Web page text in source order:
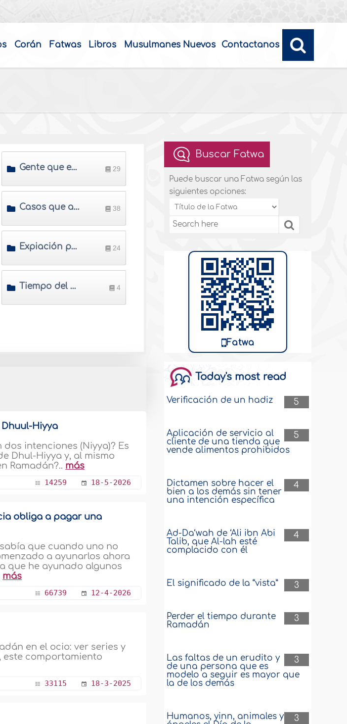
Corán Fatwas Libros Musulmanes Nuevos Contactanos
Gente que esta eximida del ayuno 29
Casos que anula el ayuno 38
Expiación para el ayuno 24
Tiempo del ayuno 4
Hiyya
intenciones (Niyya)? Es
Dhul-Hiyya y, al mismo
Ramadán?.. más
14259 18-5-2026
obliga a pagar una
que cuando uno no
a ayunarlos ahora
que he ayunado algunos
más
66739 12-4-2026
en el ocio: ver series y
este comportamiento
33115 18-3-2025
Buscar Fatwa
Puede buscar una Fatwa según las
siguientes opciones:
Fatwa
Today's most read
5
Verificación de un hadiz
5
Aplicación de servicio al
cliente de una tienda que
vende alimentos prohibidos
4
Dictamen sobre hacer el
bien a los demás sin tener
una intención específica
4
Ad-Da‘wah de ‘Ali ibn Abi
Talib, que Al-lah esté
complacido con él
3
El significado de la “vista”
3
Perder el tiempo durante
Ramadán
3
Las faltas de un erudito y
de una persona que es
modelo a seguir es mayor que
la de los demás
3
Humanos, yinn, animales y